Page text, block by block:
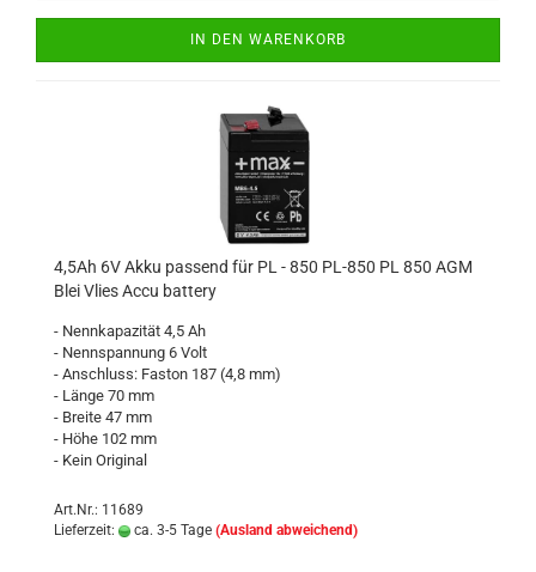
IN DEN WARENKORB
4,5Ah 6V Akku passend für PL - 850 PL-850 PL 850 AGM
Blei Vlies Accu battery
- Nennkapazität 4,5 Ah
- Nennspannung 6 Volt
- Anschluss: Faston 187 (4,8 mm)
- Länge 70 mm
- Breite 47 mm
- Höhe 102 mm
- Kein Original
Art.Nr.: 11689
Lieferzeit:
ca. 3-5 Tage (Ausland abweichend)